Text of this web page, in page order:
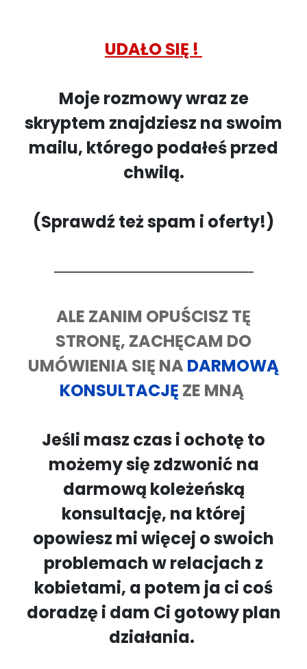
UDAŁO SIĘ !
Moje rozmowy wraz ze
skryptem znajdziesz na swoim
mailu, którego podałeś przed
chwilą.
(Sprawdź też spam i oferty!)
ALE ZANIM OPUŚCISZ TĘ
STRONĘ, ZACHĘCAM DO
UMÓWIENIA SIĘ NA DARMOWĄ
KONSULTACJĘ ZE MNĄ
Jeśli masz czas i ochotę to
możemy się zdzwonić na
darmową koleżeńską
konsultację, na której
opowiesz mi więcej o swoich
problemach w relacjach z
kobietami, a potem ja ci coś
doradzę i dam Ci gotowy plan
działania.